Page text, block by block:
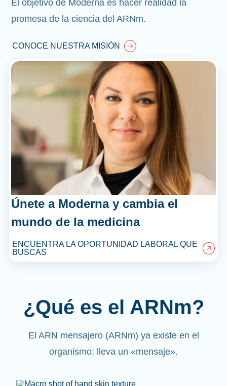
El objetivo de Moderna es hacer realidad la
promesa de la ciencia del ARNm.
CONOCE NUESTRA MISIÓN
Únete a Moderna y cambia el
mundo de la medicina
ENCUENTRA LA OPORTUNIDAD LABORAL QUE
BUSCAS
¿Qué es el ARNm?
El ARN mensajero (ARNm) ya existe en el
organismo; lleva un «mensaje».